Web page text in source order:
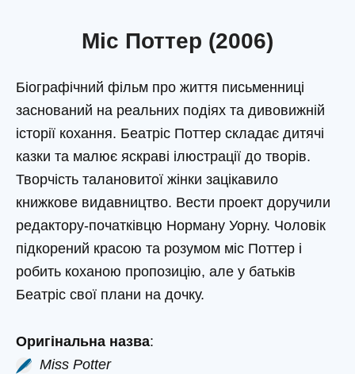
Міс Поттер (2006)
Біографічний фільм про життя письменниці
заснований на реальних подіях та дивовижній
історії кохання. Беатріс Поттер складає дитячі
казки та малює яскраві ілюстрації до творів.
Творчість талановитої жінки зацікавило
книжкове видавництво. Вести проект доручили
редактору-початківцю Норману Уорну. Чоловік
підкорений красою та розумом міс Поттер і
робить коханою пропозицію, але у батьків
Беатріс свої плани на дочку.
Оригінальна назва:
Miss Potter